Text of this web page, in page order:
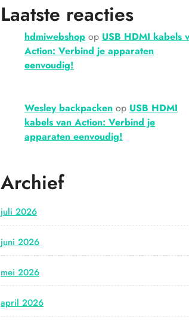
Laatste reacties
hdmiwebshop op USB HDMI kabels
Action: Verbind je apparaten
eenvoudig!
Wesley backpacken op USB HDMI
kabels van Action: Verbind je
apparaten eenvoudig!
Archief
juli 2026
juni 2026
mei 2026
april 2026